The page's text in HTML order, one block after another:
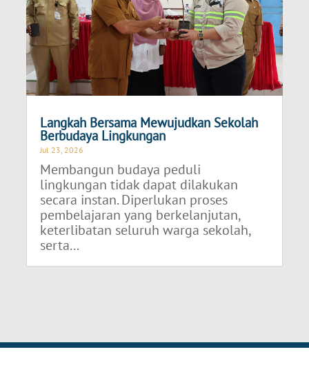
Langkah Bersama Mewujudkan Sekolah
Berbudaya Lingkungan
Jul 23, 2026
Membangun budaya peduli
lingkungan tidak dapat dilakukan
secara instan. Diperlukan proses
pembelajaran yang berkelanjutan,
keterlibatan seluruh warga sekolah,
serta...